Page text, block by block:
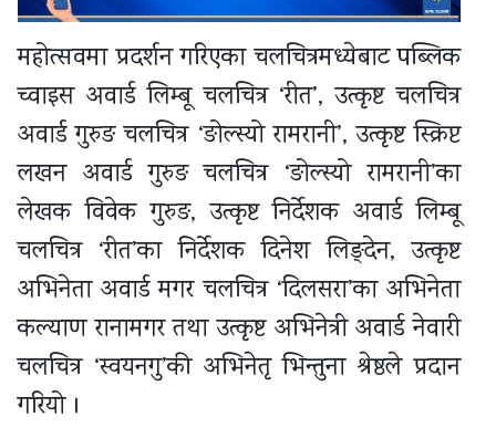
महोत्सवमा प्रदर्शन गरिएका चलचित्रमध्येबाट पब्लिक
च्वाइस अवार्ड लिम्बू चलचित्र ‘रीत’, उत्कृष्ट चलचित्र
अवार्ड गुरुङ चलचित्र ‘ङोल्स्यो रामरानी’, उत्कृष्ट स्क्रिप्ट
लखन अवार्ड गुरुङ चलचित्र ‘ङोल्स्यो रामरानी’का
लेखक विवेक गुरुङ, उत्कृष्ट निर्देशक अवार्ड लिम्बू
चलचित्र ‘रीत’का निर्देशक दिनेश लिङ्देन, उत्कृष्ट
अभिनेता अवार्ड मगर चलचित्र ‘दिलसरा’का अभिनेता
कल्याण रानामगर तथा उत्कृष्ट अभिनेत्री अवार्ड नेवारी
चलचित्र ‘स्वयनगु’की अभिनेतृ भिन्तुना श्रेष्ठले प्रदान
गरियो ।